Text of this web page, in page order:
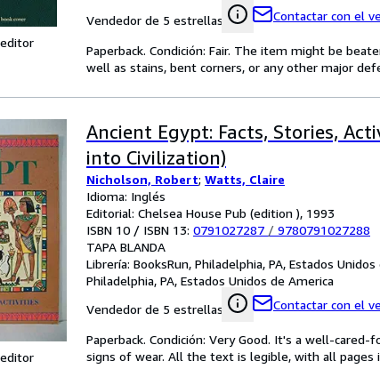
Vendedor de 5 estrellas
Contactar con el
Paperback. Condición: Fair. The item might be
well as stains, bent corners, or any other major
Ancient Egypt: Facts, Stories,
into Civilization)
Nicholson, Robert; Watts, Claire
Idioma: Inglés
Editorial: Chelsea House Pub (edition ), 1993
ISBN 10 / ISBN 13: 0791027287 / 9780791027288
TAPA BLANDA
Librería: BooksRun, Philadelphia, PA, Estados
Philadelphia, PA, Estados Unidos de America
Vendedor de 5 estrellas
Contactar con el
Paperback. Condición: Very Good. It's a well-
signs of wear. All the text is legible, with all